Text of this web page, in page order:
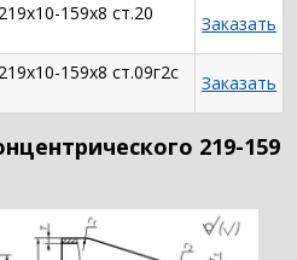
159х8 ст.20
Заказать
159х8 ст.09г2с
Заказать
219-159